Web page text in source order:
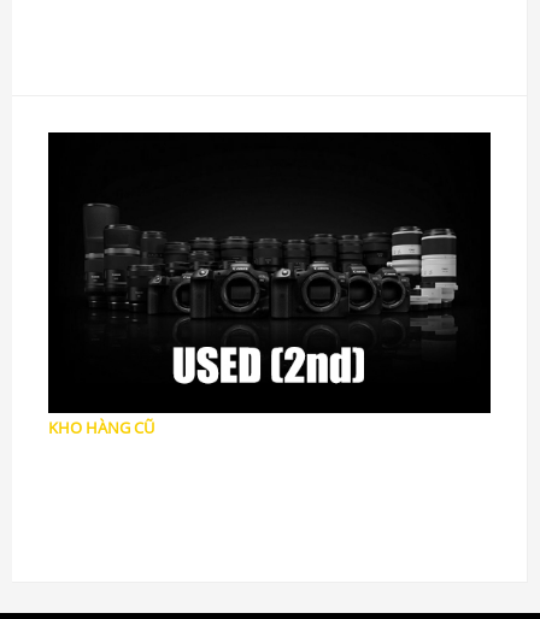
Đèn Flash, Led
Nắp,Loa che Ống kính
Dây đeo, Handstrap
Điều khiển, Trigger
Grip, L-Plate, Handgrip
Mount, Converter, Adapter
Thiết bị chống ẩm
Phụ kiện khác
KHO HÀNG CŨ